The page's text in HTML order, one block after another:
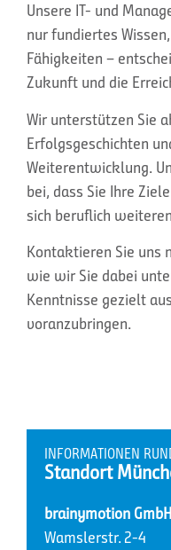
Unsere IT- und
nur fundiertes
Fähigkeiten –
Zukunft und die
Wir unterstützen Sie
Erfolgsgeschichten
Weiterentwicklung.
bei, dass Sie Ihre
sich beruflich
Kontaktieren Sie uns
wie wir Sie dabei
Kenntnisse gezielt
voranzubringen.
INFORMATIONEN
Standort
brainymotion GmbH
Wamslerstr. 2-4